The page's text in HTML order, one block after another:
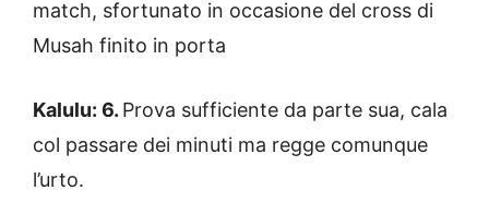
match, sfortunato in occasione del cross di
Musah finito in porta
Kalulu: 6. Prova sufficiente da parte sua, cala
col passare dei minuti ma regge comunque
l’urto.